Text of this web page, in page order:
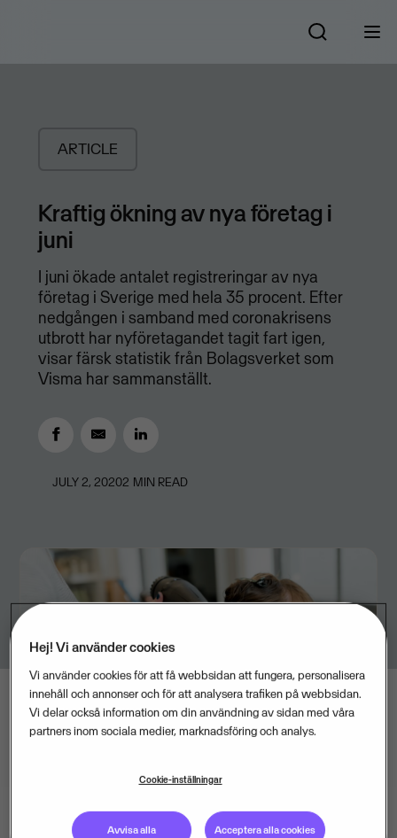
ARTICLE
Kraftig ökning av nya företag i
juni
I juni ökade antalet registreringar av nya
företag i Sverige med hela 35 procent. Efter
nedgången i samband med coronakrisens
utbrott har nyföretagandet tagit fart igen,
visar färsk statistik från Bolagsverket som
Visma har sammanställt.
JULY 2, 20202 MIN READ
Hej! Vi använder cookies
Vi använder cookies för att få webbsidan att fungera, personalisera
innehåll och annonser och för att analysera trafiken på webbsidan.
Vi delar också information om din användning av sidan med våra
partners inom sociala medier, marknadsföring och analys.
Cookie-inställningar
Avvisa alla Acceptera alla cookies